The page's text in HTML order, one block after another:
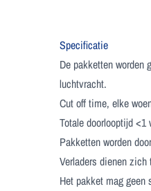
Specificatie
De pakketten worden
luchtvracht.
Cut off time, elke
Totale doorlooptijd <1
Pakketten worden
Verladers dienen
Het pakket mag geen